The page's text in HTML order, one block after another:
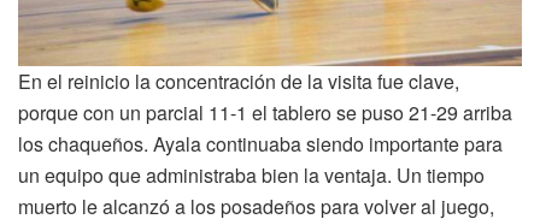
En el reinicio la concentración de la visita fue clave,
porque con un parcial 11-1 el tablero se puso 21-29 arriba
los chaqueños. Ayala continuaba siendo importante para
un equipo que administraba bien la ventaja. Un tiempo
muerto le alcanzó a los posadeños para volver al juego,